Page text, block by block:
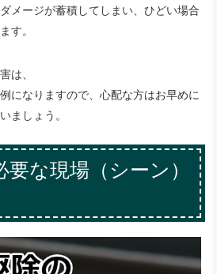
メージが蓄積してしまい、ひどい場合
す。
は、
になりますので、心配な方はお早めに
ましょう。
な現場（シーン）